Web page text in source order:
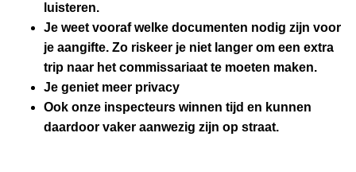
luisteren.
Je weetvooraf welke documenten nodig zijn voor
je aangifte. Zo riskeer je niet langer om een extra
trip naar het commissariaat te moeten maken.
Je geniet meer privacy
Ook onze inspecteurs winnen tijd en kunnen
daardoor vaker aanwezig zijn op straat.